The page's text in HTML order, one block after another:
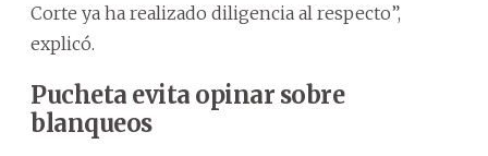
Corte ya ha realizado diligencia al respecto”,
explicó.
Pucheta evita opinar sobre
blanqueos